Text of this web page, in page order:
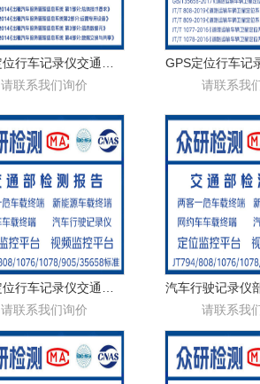
请联系我们询价
请联系我
请联系我们询价
请联系我